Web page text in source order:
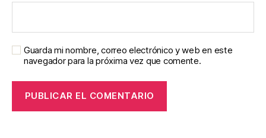
Guarda mi nombre, correo electrónico y web en este
navegador para la próxima vez que comente.